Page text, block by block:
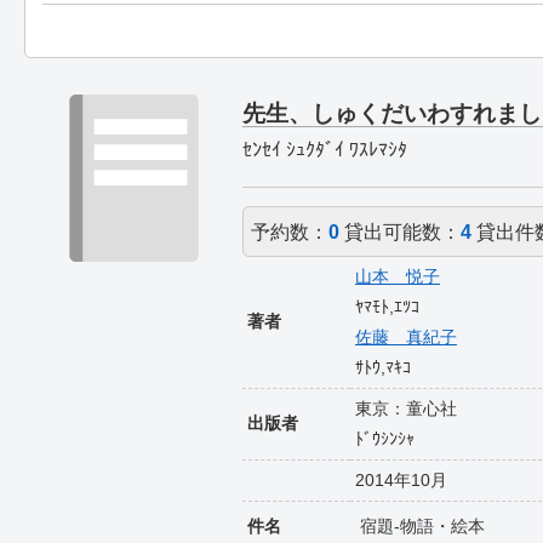
先生、しゅくだいわすれま
ｾﾝｾｲ ｼｭｸﾀﾞｲ ﾜｽﾚﾏｼﾀ
予約数：0 貸出可能数：4 貸出件
著者
山本 悦子
ﾔﾏﾓﾄ,ｴﾂｺ
佐藤 真紀子
ｻﾄｳ,ﾏｷｺ
出版者
東京：童心社
ﾄﾞｳｼﾝｼｬ
2014年10月
件名 宿題-物語・絵本